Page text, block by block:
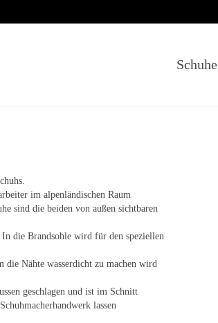
Schuhe
im alpenländischen Raum
sind die beiden von außen sichtbaren
die Brandsohle wird für den speziellen
die Nähte wasserdicht zu machen wird
geschlagen und ist im Schnitt
lassen